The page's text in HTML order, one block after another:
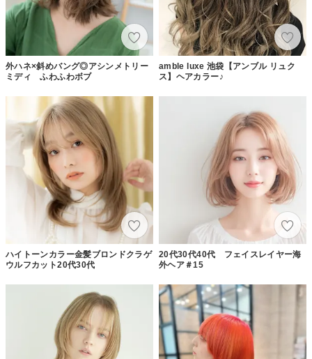
外ハネ×斜めバング◎アシンメトリー
ミディ ふわふわボブ
amble luxe 池袋【アンブル リュク
ス】ヘアカラー♪
ハイトーンカラー金髪ブロンドクラゲ
ウルフカット20代30代
20代30代40代 フェイスレイヤー海
外ヘア＃15